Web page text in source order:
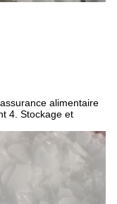
alimentaire
4. Stockage et